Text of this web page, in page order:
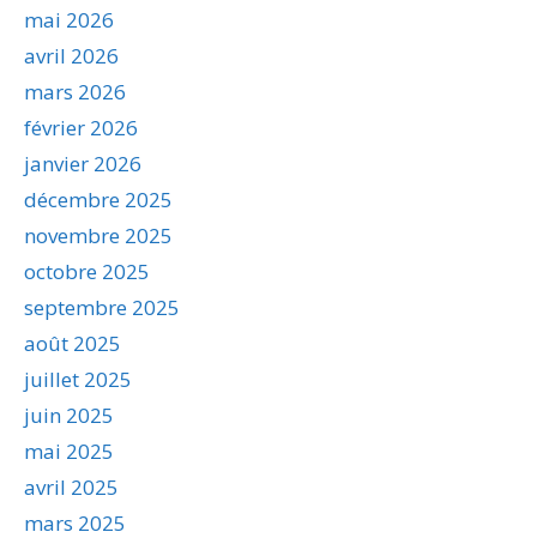
mai 2026
avril 2026
mars 2026
février 2026
janvier 2026
décembre 2025
novembre 2025
octobre 2025
septembre 2025
août 2025
juillet 2025
juin 2025
mai 2025
avril 2025
mars 2025